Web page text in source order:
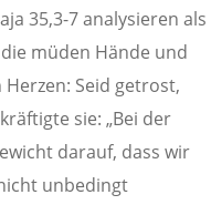
35,3-7 analysieren als
müden Hände und
Seid getrost,
sie: „Bei der
darauf, dass wir
unbedingt